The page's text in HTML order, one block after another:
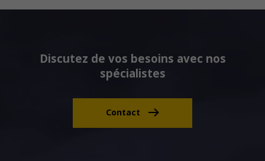
Discutez de vos besoins avec nos
spécialistes
Contact